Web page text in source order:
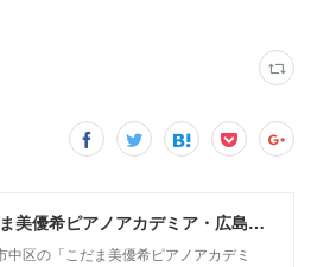
こだま美優希ピアノアカデミア・広島市中区
中区の「こだま美優希ピアノアカデミ